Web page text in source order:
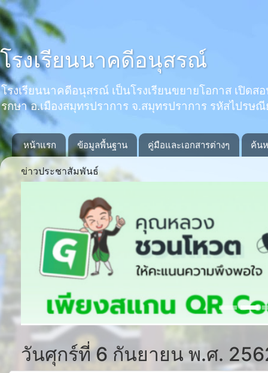
โรงเรียนนาคดีอนุสรณ์
โรงเรียนนาคดีอนุสรณ์ เป็นโรงเรียนขยายโอกาส เปิ
รกษา อ.เมืองสมุทรปราการ จ.สมุทรปราการ รหัสไปรษ
หน้าแรก ข้อมูลพื้นฐาน คู่มือและเอกสารต่างๆ ค้น
ข่าวประชาสัมพันธ์
Previous
วันศุกร์ที่ 6 กันยายน พ.ศ.